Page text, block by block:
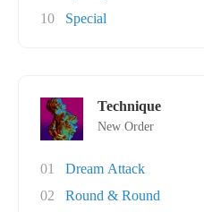
10
Special
Technique
New Order
01
Dream Attack
02
Round & Round